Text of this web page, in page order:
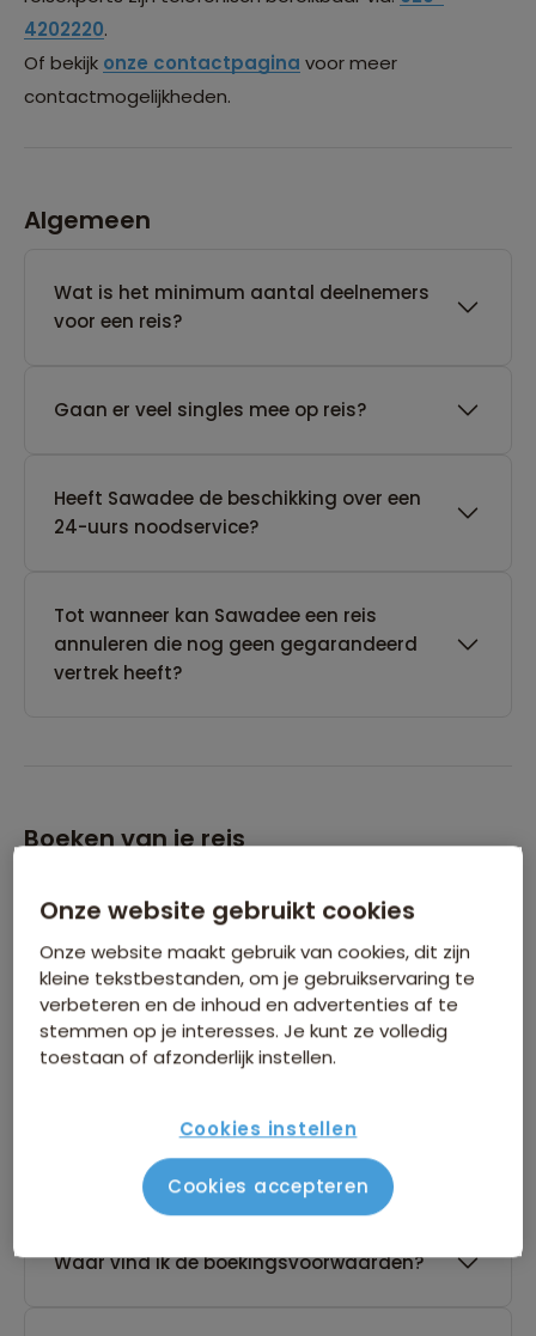
4202220.
Of bekijk onze contactpagina voor meer
contactmogelijkheden.
Algemeen
Wat is het minimum aantal deelnemers
voor een reis?
Gaan er veel singles mee op reis?
Heeft Sawadee de beschikking over een
24-uurs noodservice?
Tot wanneer kan Sawadee een reis
annuleren die nog geen gegarandeerd
vertrek heeft?
Boeken van je reis
Wanneer kan ik het beste een reis
boeken?
Kan ik ook eerst een optie nemen op een
reis?
De reis van mijn keuze heeft nog geen
gegarandeerd vertrek. Wat nu?
Waar vind ik de boekingsvoorwaarden?
Onze website gebruikt cookies
Onze website maakt gebruik van cookies, dit zijn
kleine tekstbestanden, om je gebruikservaring te
verbeteren en de inhoud en advertenties af te
stemmen op je interesses. Je kunt ze volledig
toestaan of afzonderlijk instellen.
Cookies instellen
Cookies accepteren